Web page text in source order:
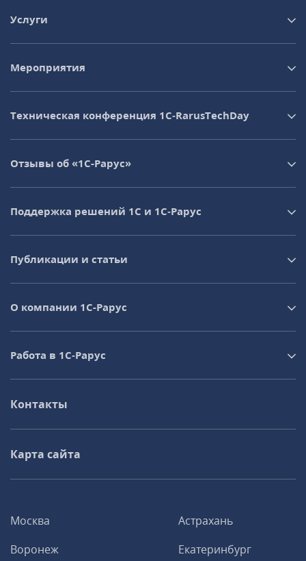
Москва
Астрахань
Воронеж
Екатеринбург
Услуги
Мероприятия
Техническая конференция 1C‑RarusTechDay
Отзывы об «1С-Рарус»
Поддержка решений 1С и 1С‑Рарус
Публикации и статьи
О компании 1C-Рарус
Работа в 1С‑Рарус
Контакты
Карта сайта